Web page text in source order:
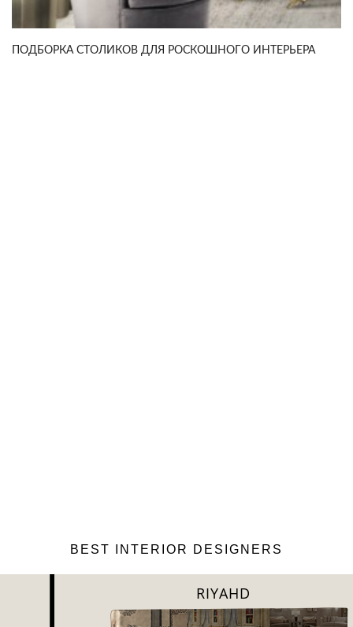
ПОДБОРКА СТОЛИКОВ ДЛЯ РОСКОШНОГО ИНТЕРЬЕРА
BEST INTERIOR DESIGNERS
RIYAHD